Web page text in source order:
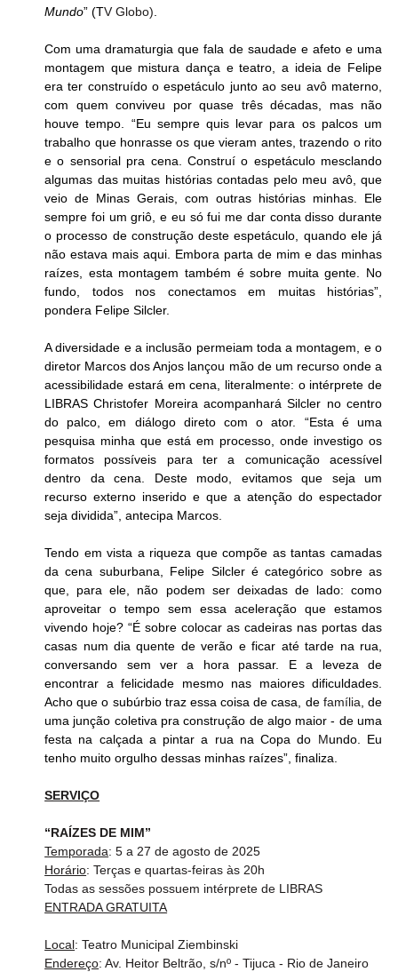
Mundo” (TV Globo).
Com uma dramaturgia que fala de saudade e afeto e uma
montagem que mistura dança e teatro, a ideia de Felipe
era ter construído o espetáculo junto ao seu avô materno,
com quem conviveu por quase três décadas, mas não
houve tempo. “Eu sempre quis levar para os palcos um
trabalho que honrasse os que vieram antes, trazendo o rito
e o sensorial pra cena. Construí o espetáculo mesclando
algumas das muitas histórias contadas pelo meu avô, que
veio de Minas Gerais, com outras histórias minhas. Ele
sempre foi um griô, e eu só fui me dar conta disso durante
o processo de construção deste espetáculo, quando ele já
não estava mais aqui. Embora parta de mim e das minhas
raízes, esta montagem também é sobre muita gente. No
fundo, todos nos conectamos em muitas histórias”,
pondera Felipe Silcler.
A diversidade e a inclusão permeiam toda a montagem, e o
diretor Marcos dos Anjos lançou mão de um recurso onde a
acessibilidade estará em cena, literalmente: o intérprete de
LIBRAS Christofer Moreira acompanhará Silcler no centro
do palco, em diálogo direto com o ator. “Esta é uma
pesquisa minha que está em processo, onde investigo os
formatos possíveis para ter a comunicação acessível
dentro da cena. Deste modo, evitamos que seja um
recurso externo inserido e que a atenção do espectador
seja dividida”, antecipa Marcos.
Tendo em vista a riqueza que compõe as tantas camadas
da cena suburbana, Felipe Silcler é categórico sobre as
que, para ele, não podem ser deixadas de lado: como
aproveitar o tempo sem essa aceleração que estamos
vivendo hoje? “É sobre colocar as cadeiras nas portas das
casas num dia quente de verão e ficar até tarde na rua,
conversando sem ver a hora passar. E a leveza de
encontrar a felicidade mesmo nas maiores dificuldades.
Acho que o subúrbio traz essa coisa de casa, de família, de
uma junção coletiva pra construção de algo maior - de uma
festa na calçada a pintar a rua na Copa do Mundo. Eu
tenho muito orgulho dessas minhas raízes”, finaliza.
SERVIÇO
“RAÍZES DE MIM”
Temporada: 5 a 27 de agosto de 2025
Horário: Terças e quartas-feiras às 20h
Todas as sessões possuem intérprete de LIBRAS
ENTRADA GRATUITA
Local: Teatro Municipal Ziembinski
Endereço: Av. Heitor Beltrão, s/nº - Tijuca - Rio de Janeiro